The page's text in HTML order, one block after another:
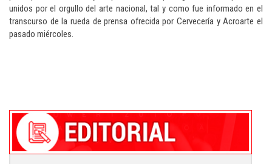
unidos por el orgullo del arte nacional, tal y como fue informado en el
transcurso de la rueda de prensa ofrecida por Cervecería y Acroarte el
pasado miércoles.
Conozca más sobre cultura y entretenimiento enDominican Republic
news in English